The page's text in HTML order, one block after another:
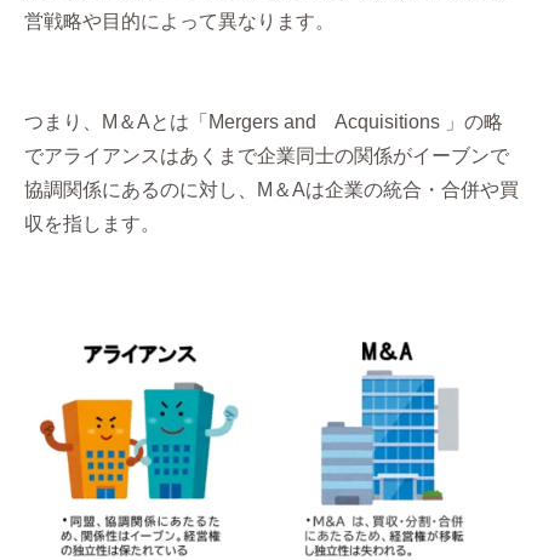
営戦略や目的によって異なります。
つまり、M＆Aとは「Mergers and Acquisitions 」の略
でアライアンスはあくまで企業同士の関係がイーブンで
協調関係にあるのに対し、M＆Aは企業の統合・合併や買
収を指します。